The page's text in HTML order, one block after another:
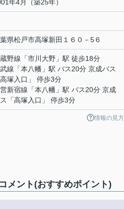
年4月（築25年）
県松戸市高塚新田 １６０－5６
野線 「市川大野 」駅 徒歩18分
線 「本八幡 」駅 バス20分 京成バス
高塚入口」 停歩3分
新宿線 「本八幡 」駅 バス20分 京成
「高塚入口」 停歩3分
情報の見方
メント(おすすめポイント)